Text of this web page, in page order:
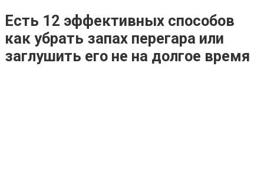
Есть 12 эффективных способов
как убрать запах перегара или
заглушить его не на долгое время